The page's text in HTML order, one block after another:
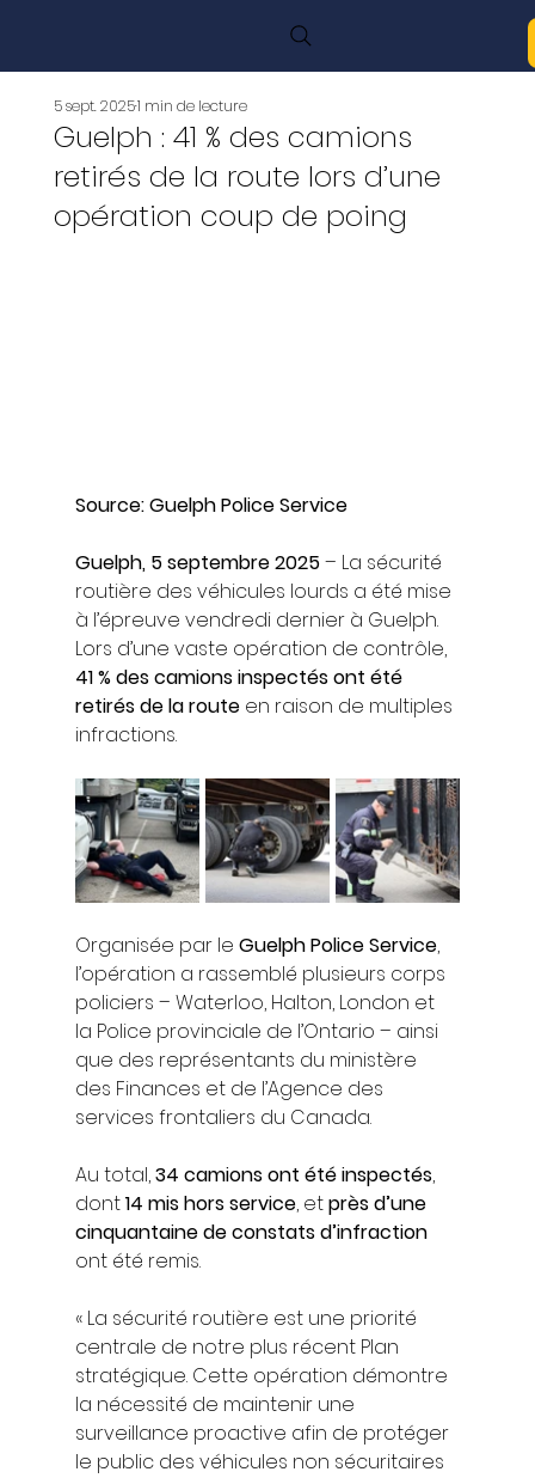
Guelph : 41 % des camions
retirés de la route lors d’une
opération coup de poing
5 sept. 20251 min de lecture
Source: Guelph Police Service
Guelph, 5 septembre 2025 – La sécurité
routière des véhicules lourds a été mise
à l’épreuve vendredi dernier à Guelph.
Lors d’une vaste opération de contrôle,
41 % des camions inspectés ont été
retirés de la route en raison de multiples
infractions.
Organisée par le Guelph Police Service,
l’opération a rassemblé plusieurs corps
policiers – Waterloo, Halton, London et
la Police provinciale de l’Ontario – ainsi
que des représentants du ministère
des Finances et de l’Agence des
services frontaliers du Canada.
Au total, 34 camions ont été inspectés,
dont 14 mis hors service, et près d’une
cinquantaine de constats d’infraction
ont été remis.
« La sécurité routière est une priorité
centrale de notre plus récent Plan
stratégique. Cette opération démontre
la nécessité de maintenir une
surveillance proactive afin de protéger
le public des véhicules non sécuritaires